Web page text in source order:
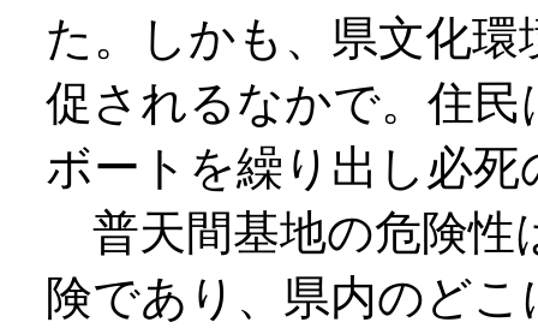
た。しかも、県文化
促されるなかで。住
ボートを繰り出し必
普天間基地の危険性
険であり、県内のど